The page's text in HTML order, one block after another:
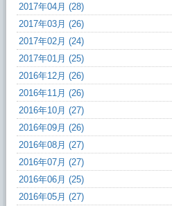
2017年04月 (28)
2017年03月 (26)
2017年02月 (24)
2017年01月 (25)
2016年12月 (26)
2016年11月 (26)
2016年10月 (27)
2016年09月 (26)
2016年08月 (27)
2016年07月 (27)
2016年06月 (25)
2016年05月 (27)